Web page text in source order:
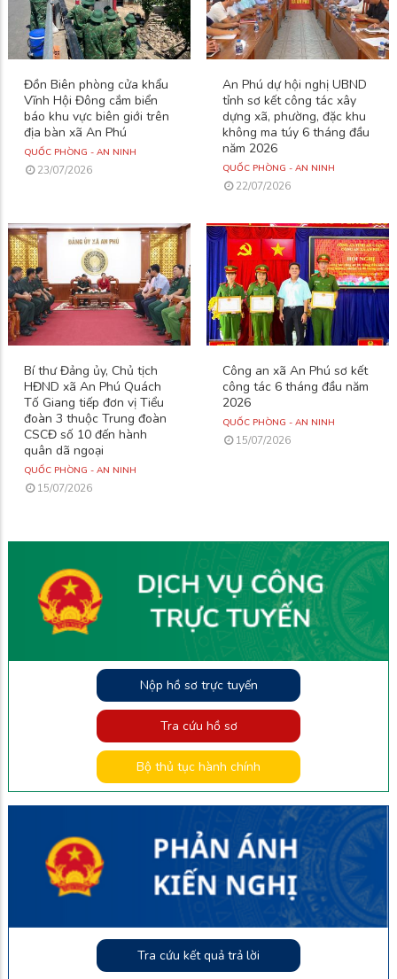
Đồn Biên phòng cửa khẩu
Vĩnh Hội Đông cắm biển
báo khu vực biên giới trên
địa bàn xã An Phú
QUỐC PHÒNG - AN NINH
23/07/2026
An Phú dự hội nghị UBND
tỉnh sơ kết công tác xây
dựng xã, phường, đặc khu
không ma túy 6 tháng đầu
năm 2026
QUỐC PHÒNG - AN NINH
22/07/2026
Bí thư Đảng ủy, Chủ tịch
HĐND xã An Phú Quách
Tố Giang tiếp đơn vị Tiểu
đoàn 3 thuộc Trung đoàn
CSCĐ số 10 đến hành
quân dã ngoại
QUỐC PHÒNG - AN NINH
15/07/2026
Công an xã An Phú sơ kết
công tác 6 tháng đầu năm
2026
QUỐC PHÒNG - AN NINH
15/07/2026
Nộp hồ sơ trực tuyến
Tra cứu hồ sơ
Bộ thủ tục hành chính
Tra cứu kết quả trả lời